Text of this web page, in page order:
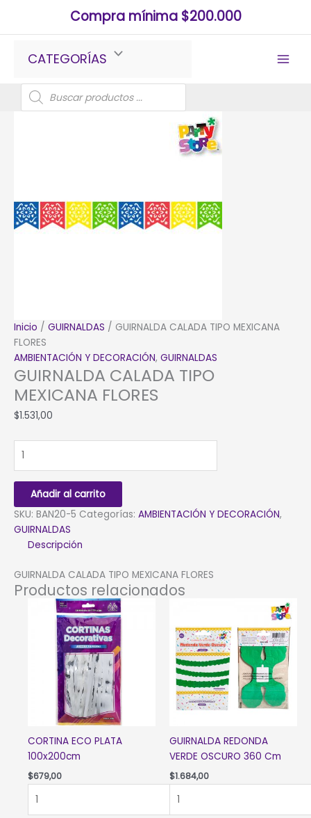
contenido
Compra mínima $200.000
CATEGORÍAS
Búsqueda
de
productos
Inicio / GUIRNALDAS / GUIRNALDA CALADA TIPO MEXICANA
FLORES
AMBIENTACIÓN Y DECORACIÓN, GUIRNALDAS
GUIRNALDA CALADA TIPO
MEXICANA FLORES
$1.531,00
CALADA
MEXICANA
FLORES
cantidad
Añadir al carrito
SKU: BAN20-5 Categorías: AMBIENTACIÓN Y DECORACIÓN,
GUIRNALDAS
Descripción
GUIRNALDA CALADA TIPO MEXICANA FLORES
Productos relacionados
CORTINA ECO PLATA
100x200cm
$679,00
ECO
GUIRNALDA REDONDA
VERDE OSCURO 360 Cm
$1.684,00
REDONDA